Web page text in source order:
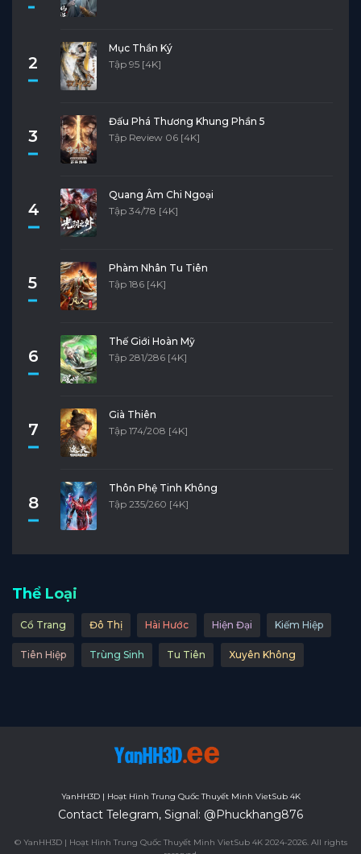
2
Mục Thần Ký
Tập 95 [4K]
3
Đấu Phá Thương Khung Phần 5
Tập Review 06 [4K]
4
Quang Âm Chi Ngoại
Tập 34/78 [4K]
5
Phàm Nhân Tu Tiên
Tập 186 [4K]
6
Thế Giới Hoàn Mỹ
Tập 281/286 [4K]
7
Già Thiên
Tập 174/208 [4K]
8
Thôn Phệ Tinh Không
Tập 235/260 [4K]
Thể Loại
Cổ Trang Đô Thị Hài Hước Hiện Đại Kiếm Hiệp
Tiên Hiệp Trùng Sinh Tu Tiên Xuyên Không
YanHH3D | Hoạt Hình Trung Quốc Thuyết Minh VietSub 4K
Contact Telegram, Signal: @Phuckhang876
© YanHH3D | Hoạt Hình Trung Quốc Thuyết Minh VietSub 4K 2024-2026. All rights